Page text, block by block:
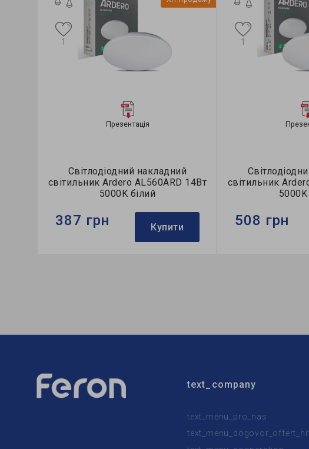
Презентація
Світлодіодний накладний
світильник Ardero AL560ARD 14Вт
5000K білий
1
387 грн Купити
світильник
5000K
1
508 грн
text_company
text_menu_pro_nas